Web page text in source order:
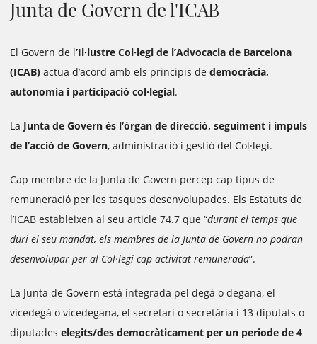
Junta de Govern de l'ICAB
El Govern de l’Il·lustre Col·legi de l’Advocacia de Barcelona
(ICAB) actua d’acord amb els principis de democràcia,
autonomia i participació col·legial.
La Junta de Govern és l’òrgan de direcció, seguiment i impuls
de l’acció de Govern, administració i gestió del Col·legi.
Cap membre de la Junta de Govern percep cap tipus de
remuneració per les tasques desenvolupades. Els Estatuts de
l’ICAB estableixen al seu article 74.7 que “durant el temps que
duri el seu mandat, els membres de la Junta de Govern no podran
desenvolupar per al Col·legi cap activitat remunerada”.
La Junta de Govern està integrada pel degà o degana, el
vicedegà o vicedegana, el secretari o secretària i 13 diputats o
diputades elegits/des democràticament per un periode de 4